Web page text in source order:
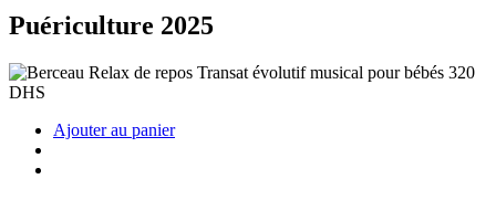
Puériculture 2025
Ajouter au panier